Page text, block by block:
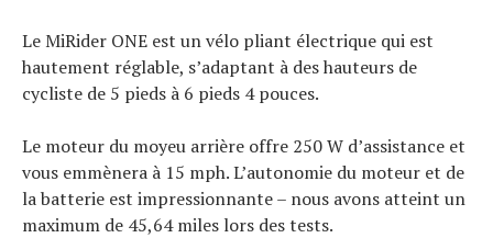
Le MiRider ONE est un vélo pliant électrique qui est
hautement réglable, s’adaptant à des hauteurs de
cycliste de 5 pieds à 6 pieds 4 pouces.
Le moteur du moyeu arrière offre 250 W d’assistance et
vous emmènera à 15 mph. L’autonomie du moteur et de
la batterie est impressionnante – nous avons atteint un
maximum de 45,64 miles lors des tests.